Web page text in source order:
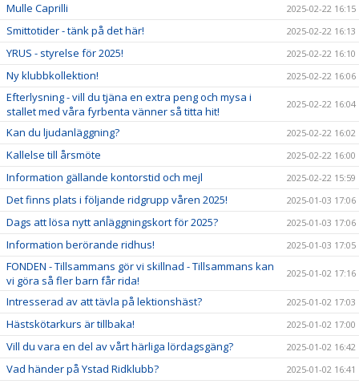
Mulle Caprilli 2025-02-22 16:15
Smittotider - tänk på det här! 2025-02-22 16:13
YRUS - styrelse för 2025! 2025-02-22 16:10
Ny klubbkollektion! 2025-02-22 16:06
Efterlysning - vill du tjäna en extra peng och mysa i
stallet med våra fyrbenta vänner så titta hit!
2025-02-22 16:04
Kan du ljudanläggning? 2025-02-22 16:02
Kallelse till årsmöte 2025-02-22 16:00
Information gällande kontorstid och mejl 2025-02-22 15:59
Det finns plats i följande ridgrupp våren 2025! 2025-01-03 17:06
Dags att lösa nytt anläggningskort för 2025? 2025-01-03 17:06
Information berörande ridhus! 2025-01-03 17:05
FONDEN - Tillsammans gör vi skillnad - Tillsammans kan
vi göra så fler barn får rida!
2025-01-02 17:16
Intresserad av att tävla på lektionshäst? 2025-01-02 17:03
Hästskötarkurs är tillbaka! 2025-01-02 17:00
Vill du vara en del av vårt härliga lördagsgäng? 2025-01-02 16:42
Vad händer på Ystad Ridklubb? 2025-01-02 16:41